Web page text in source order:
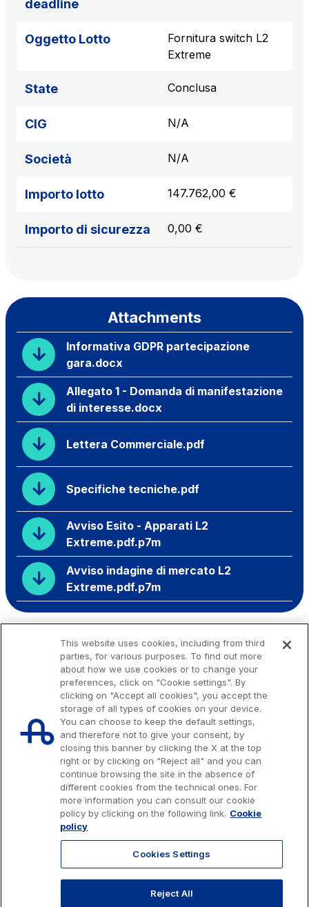
deadline
Oggetto Lotto
Fornitura switch L2
Extreme
State Conclusa
CIG N/A
Società N/A
Importo lotto 147.762,00 €
Importo di sicurezza 0,00 €
Attachments
Informativa GDPR partecipazione
gara.docx
Allegato 1 - Domanda di manifestazione
di interesse.docx
Lettera Commerciale.pdf
Specifiche tecniche.pdf
Avviso Esito - Apparati L2
Extreme.pdf.p7m
Avviso indagine di mercato L2
Extreme.pdf.p7m
Issued capital € 622.027.000,00, fully paid-up.
Tax code, VAT number and Rome Companies' Register no. 07516911000
© 2026 Autostrade per l'Italia Spa, All rights reserved
803.111 info@autostrade.it
This website uses cookies, including from third
parties, for various purposes. To find out more
about how we use cookies or to change your
preferences, click on "Cookie settings". By
clicking on "Accept all cookies", you accept the
storage of all types of cookies on your device.
You can choose to keep the default settings,
and therefore not to give your consent, by
closing this banner by clicking the X at the top
right or by clicking on "Reject all" and you can
continue browsing the site in the absence of
different cookies from the technical ones. For
more information you can consult our cookie
policy by clicking on the following link. Cookie
policy
Cookies Settings
Reject All